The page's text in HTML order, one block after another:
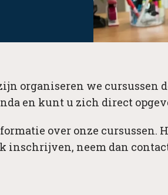
organiseren we cursussen
en kunt u zich direct
over onze cursussen.
neem dan contact